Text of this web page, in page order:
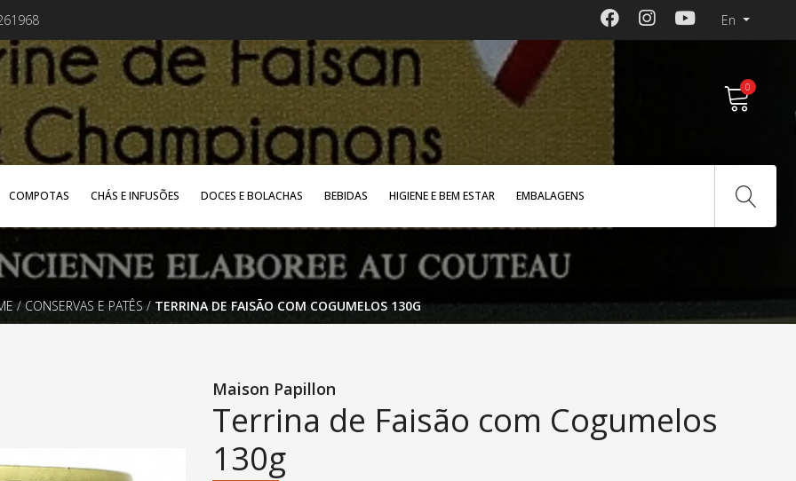
En
0
COMPOTAS CHÁS E INFUSÕES DOCES E BOLACHAS BEBIDAS HIGIENE E BEM ESTAR EMBALAGENS
/ CONSERVAS E PATÊS/ TERRINA DE FAISÃO COM COGUMELOS 130G
Maison Papillon
Terrina de Faisão com Cogumelos
130g